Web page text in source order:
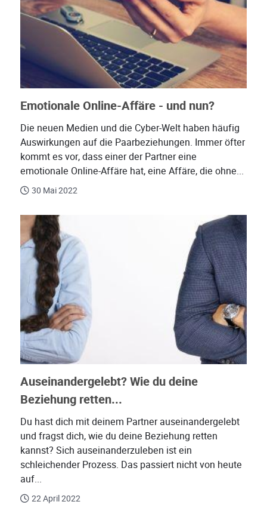
Emotionale Online-Affäre - und nun?
Die neuen Medien und die Cyber-Welt haben häufig
Auswirkungen auf die Paarbeziehungen. Immer öfter
kommt es vor, dass einer der Partner eine
emotionale Online-Affäre hat, eine Affäre, die ohne...
30 Mai 2022
Auseinandergelebt? Wie du deine
Beziehung retten...
Du hast dich mit deinem Partner auseinandergelebt
und fragst dich, wie du deine Beziehung retten
kannst? Sich auseinanderzuleben ist ein
schleichender Prozess. Das passiert nicht von heute
auf...
22 April 2022